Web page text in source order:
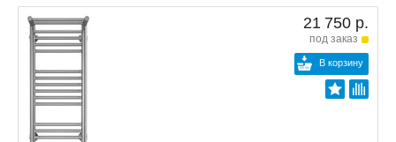
21 750 р.
под заказ
В корзину